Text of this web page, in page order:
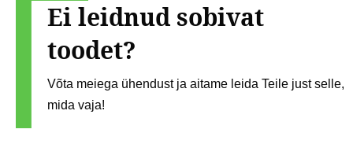
Ei leidnud sobivat
toodet?
Võta meiega ühendust ja aitame leida Teile just selle,
mida vaja!